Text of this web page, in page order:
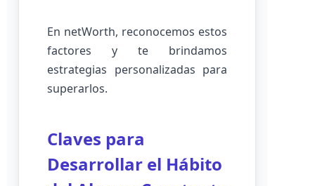
En netWorth, reconocemos estos
factores y te brindamos
estrategias personalizadas para
superarlos.
Claves para
Desarrollar el Hábito